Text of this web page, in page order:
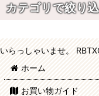
並び順:
カテゴリで絞り
ソックス
タイツ
いらっしゃいませ。
ホーム
お買い物ガイド